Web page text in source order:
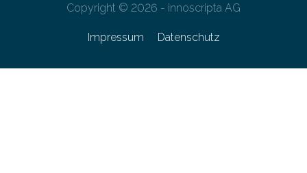
Copyright © 2026 - innoscripta AG
Impressum Datenschutz